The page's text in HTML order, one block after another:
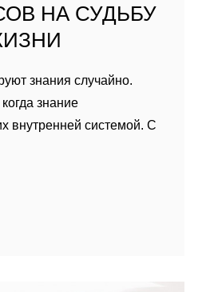
НА СУДЬБУ
знания случайно.
знание
внутренней системой. С